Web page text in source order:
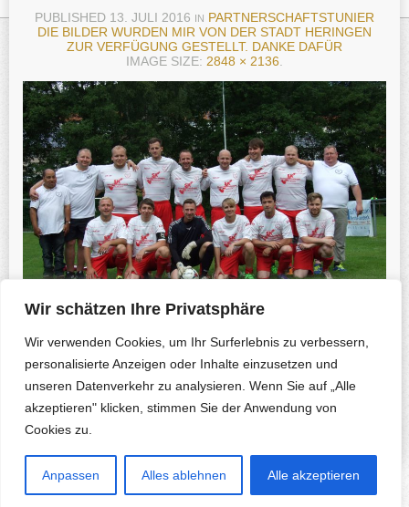
Wir schätzen Ihre Privatsphäre
Wir verwenden Cookies, um Ihr Surferlebnis zu verbessern,
personalisierte Anzeigen oder Inhalte einzusetzen und
unseren Datenverkehr zu analysieren. Wenn Sie auf „Alle
akzeptieren" klicken, stimmen Sie der Anwendung von
Cookies zu.
Anpassen Alles ablehnen Alle akzeptieren
PUBLISHED 13. JULI 2016 IN PARTNERSCHAFTSTUNIER
DIE BILDER WURDEN MIR VON DER STADT HERINGEN
ZUR VERFÜGUNG GESTELLT. DANKE DAFÜR
IMAGE SIZE: 2848 × 2136.
Previous Photo Next Photo